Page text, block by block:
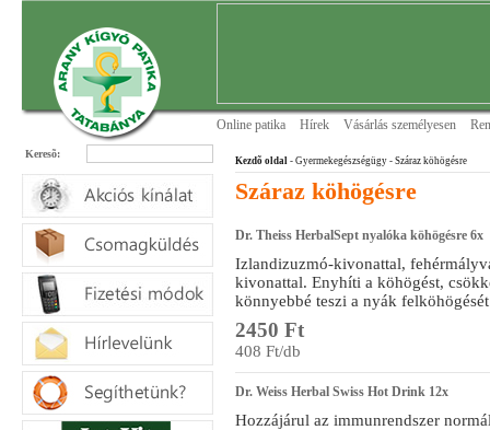
Online patika Hírek Vásárlás személyesen
Keresõ:
Kezdõ oldal - Gyermekegészségügy - Száraz köhögésre
Száraz köhögésre
Dr. Theiss HerbalSept nyalóka köhögésre 6x
Izlandizuzmó-kivonattal,
kivonattal. Enyhíti a köhögést,
könnyebbé teszi a nyák
2450 Ft
408 Ft/db
Dr. Weiss Herbal Swiss Hot Drink 12x
Hozzájárul az immunrendszer